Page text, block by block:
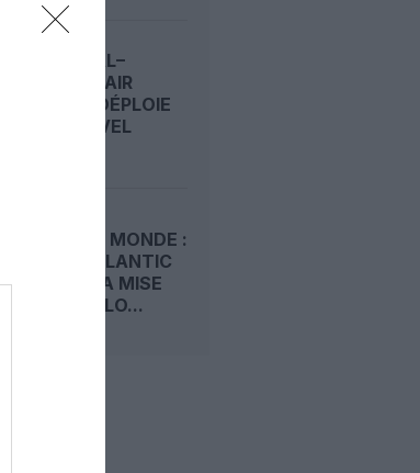
MONTRÉAL–
NANTES : AIR
CANADA DÉPLOIE
SON NOUVEL
COUPE DU MONDE :
NORSE ATLANTIC
DOUBLE LA MISE
ENTRE OSLO...